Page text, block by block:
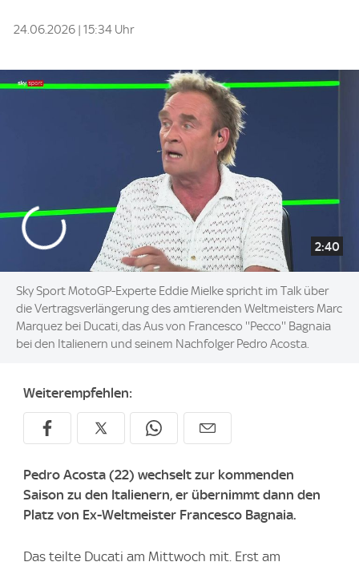
24.06.2026 | 15:34 Uhr
2:40
Sky Sport MotoGP-Experte Eddie Mielke spricht im Talk über
die Vertragsverlängerung des amtierenden Weltmeisters Marc
Marquez bei Ducati, das Aus von Francesco ''Pecco'' Bagnaia
bei den Italienern und seinem Nachfolger Pedro Acosta.
Weiterempfehlen:
Pedro Acosta (22) wechselt zur kommenden
Saison zu den Italienern, er übernimmt dann den
Platz von Ex-Weltmeister Francesco Bagnaia.
Das teilte Ducati am Mittwoch mit. Erst am